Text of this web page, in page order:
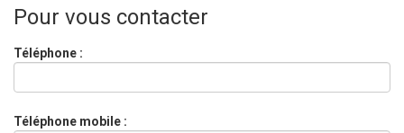
Pour vous contacter
Téléphone :
Téléphone mobile :